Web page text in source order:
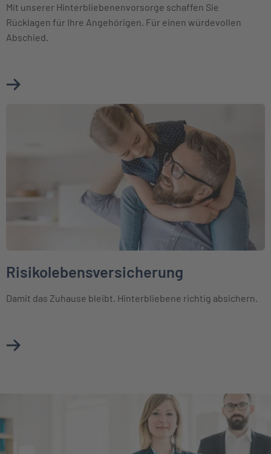
Mit unserer Hinterbliebenenvorsorge schaffen Sie
Rücklagen für Ihre Angehörigen. Für einen würdevollen
Abschied.
Mehr über Sterbegeldversicherung erfahren
Weiter zu Risikolebensversicherung
Risikolebensversicherung
Damit das Zuhause bleibt. Hinterbliebene richtig absichern.
Mehr über Risikolebensversicherung erfahren